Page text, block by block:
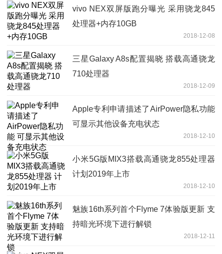
vivo NEX双屏版跑分曝光 采用骁龙845
处理器+内存10GB
2018-12-08
三星Galaxy A8s配置揭晓 搭载高通骁龙
710处理器
2018-12-09
Apple专利申请描述了AirPower隐私功能
可显示其他设备充电状态
2018-12-10
小米5G版MIX3搭载高通骁龙855处理器
计划2019年上市
2018-12-10
魅族16th系列首个Flyme 7体验版更新 支
持暗光环境下进行解锁
2018-12-11